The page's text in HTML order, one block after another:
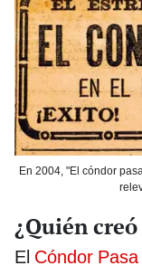
En 2004, "El cóndor
¿Quién
El Cóndor